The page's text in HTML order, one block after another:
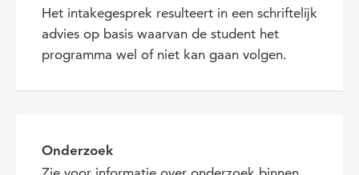
Het intakegesprek resulteert in een schriftelijk
advies op basis waarvan de student het
programma wel of niet kan gaan volgen.
Onderzoek